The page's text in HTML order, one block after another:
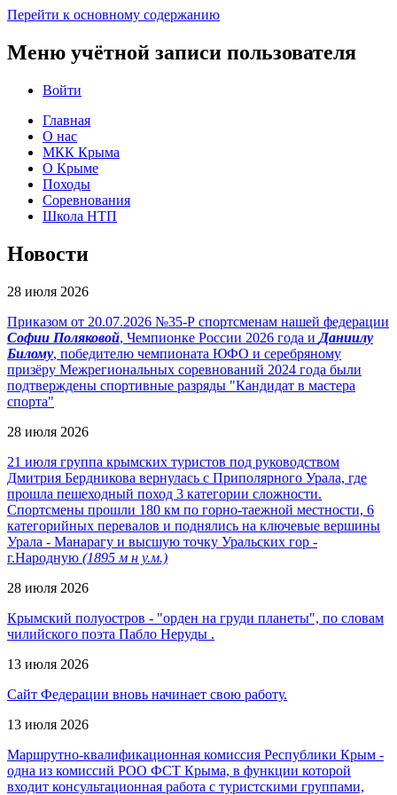
Перейти к основному содержанию
Меню учётной записи пользователя
Войти
Главная
О нас
МКК Крыма
О Крыме
Походы
Соревнования
Школа НТП
Новости
28 июля 2026
Приказом от 20.07.2026 №35-Р спортсменам нашей федерации
Софии Поляковой, Чемпионке России 2026 года и Даниилу
Билому, победителю чемпионата ЮФО и серебряному
призёру Межрегиональных соревнований 2024 года были
подтверждены спортивные разряды "Кандидат в мастера
спорта"
28 июля 2026
21 июля группа крымских туристов под руководством
Дмитрия Бердникова вернулась с Приполярного Урала, где
прошла пешеходный поход 3 категории сложности.
Спортсмены прошли 180 км по горно-таежной местности, 6
категорийных перевалов и поднялись на ключевые вершины
Урала - Манарагу и высшую точку Уральских гор -
г.Народную (1895 м н у.м.)
28 июля 2026
Крымский полуостров - "орден на груди планеты", по словам
чилийского поэта Пабло Неруды .
13 июля 2026
Сайт Федерации вновь начинает свою работу.
13 июля 2026
Маршрутно-квалификационная комиссия Республики Крым -
одна из комиссий РОО ФСТ Крыма, в функции которой
входит консультационная работа с туристскими группами,